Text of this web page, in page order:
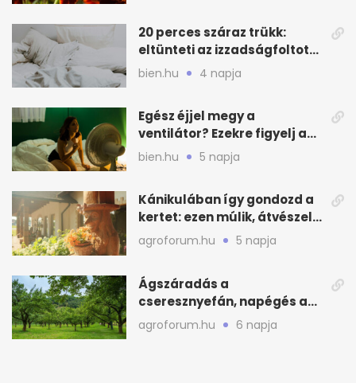
20 perces száraz trükk:
eltünteti az izzadságfoltot
és a szagot a matracról
bien.hu 4 napja
Egész éjjel megy a
ventilátor? Ezekre figyelj a
hőségben alvásnál
bien.hu 5 napja
Kánikulában így gondozd a
kertet: ezen múlik, átvészeli-
e a hőséget
agroforum.hu 5 napja
Ágszáradás a
cseresznyefán, napégés a
kajszin: mit tehetsz most?
agroforum.hu 6 napja